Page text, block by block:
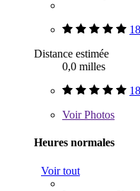
Distance estimée
0,0 milles
VoirPhotos
Heures normales
Voir tout